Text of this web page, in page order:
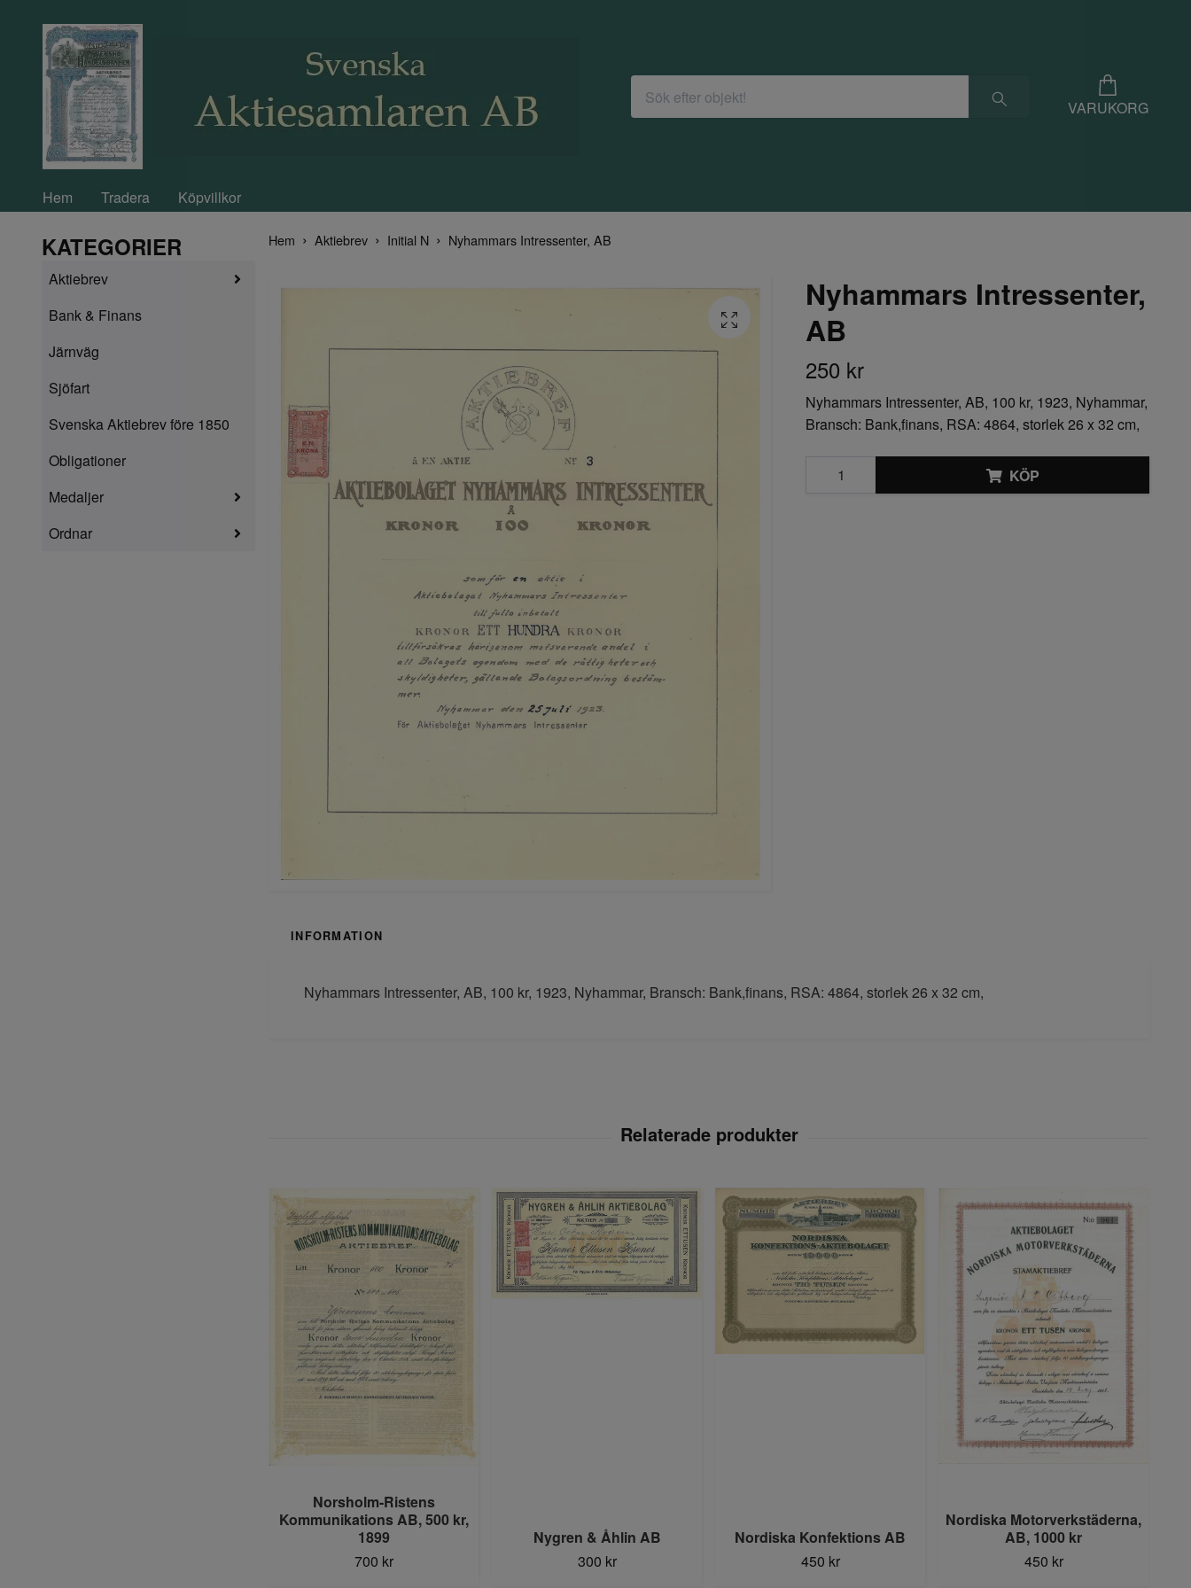
VARUKORG
Hem Tradera Köpvillkor
KATEGORIER
Aktiebrev
Bank & Finans
Järnväg
Sjöfart
Svenska Aktiebrev före 1850
Obligationer
Medaljer
Ordnar
Hem Aktiebrev Initial N Nyhammars Intressenter, AB
Nyhammars Intressenter,
AB
250 kr
Nyhammars Intressenter, AB, 100 kr, 1923, Nyhammar,
Bransch: Bank,finans, RSA: 4864, storlek 26 x 32 cm,
KÖP
INFORMATION
Nyhammars Intressenter, AB, 100 kr, 1923, Nyhammar, Bransch: Bank,finans, RSA: 4864, storlek 26 x 32 cm,
Norsholm-Ristens
Kommunikations AB, 500 kr,
1899
700 kr
Nygren & Åhlin AB
300 kr
Nordiska Konfektions AB
450 kr
Nordiska Motorverkstäderna,
AB, 1000 kr
450 kr